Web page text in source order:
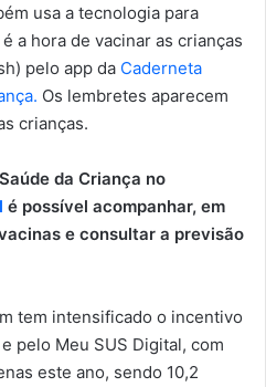
usa a tecnologia para
a hora de vacinar as crianças
pelo app da Caderneta
Os lembretes aparecem
crianças.
da Criança no
é possível acompanhar, em
e consultar a previsão
tem intensificado o incentivo
pelo Meu SUS Digital, com
este ano, sendo 10,2